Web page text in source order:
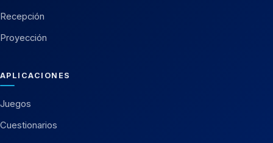
Recepción
Proyección
APLICACIONES
Juegos
Cuestionarios